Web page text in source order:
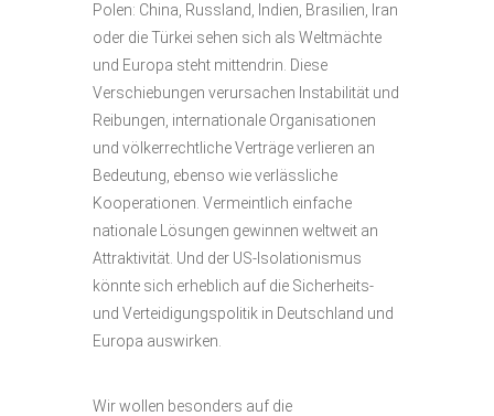
Polen: China, Russland, Indien, Brasilien, Iran
oder die Türkei sehen sich als Weltmächte
und Europa steht mittendrin. Diese
Verschiebungen verursachen Instabilität und
Reibungen, internationale Organisationen
und völkerrechtliche Verträge verlieren an
Bedeutung, ebenso wie verlässliche
Kooperationen. Vermeintlich einfache
nationale Lösungen gewinnen weltweit an
Attraktivität. Und der US-Isolationismus
könnte sich erheblich auf die Sicherheits-
und Verteidigungspolitik in Deutschland und
Europa auswirken.
Wir wollen besonders auf die